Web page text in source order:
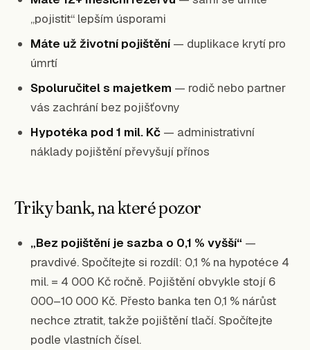
„pojistit“ lepším úsporami
Máte už životní pojištění— duplikace krytí pro
úmrtí
Spoluručitel s majetkem — rodič nebo partner
vás zachrání bez pojišťovny
Hypotéka pod 1 mil. Kč— administrativní
náklady pojištění převyšují přínos
Triky bank, na které pozor
„Bez pojištění je sazba o 0,1 % vyšší“ —
pravdivé. Spočítejte si rozdíl: 0,1 % na hypotéce 4
mil. = 4 000 Kč ročně. Pojištění obvykle stojí 6
000–10 000 Kč. Přesto banka ten 0,1 % nárůst
nechce ztratit, takže pojištění tlačí. Spočítejte
podle vlastních čísel.